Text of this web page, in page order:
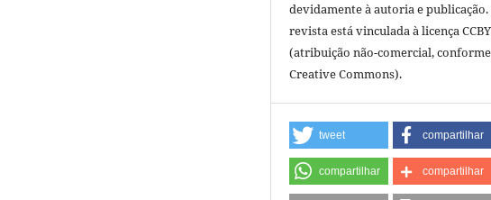
devidamente à autoria e publicação.
revista está vinculada à licença
(atribuição não-comercial,
Creative Commons).
tweet compartilhar
compartilhar compartilhar